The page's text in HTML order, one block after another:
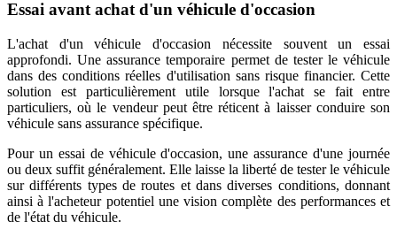
Essai avant achat d'un véhicule d'occasion
L'achat d'un véhicule d'occasion nécessite souvent un essai
approfondi. Une assurance temporaire permet de tester le véhicule
dans des conditions réelles d'utilisation sans risque financier. Cette
solution est particulièrement utile lorsque l'achat se fait entre
particuliers, où le vendeur peut être réticent à laisser conduire son
véhicule sans assurance spécifique.
Pour un essai de véhicule d'occasion, une assurance d'une journée
ou deux suffit généralement. Elle laisse la liberté de tester le véhicule
sur différents types de routes et dans diverses conditions, donnant
ainsi à l'acheteur potentiel une vision complète des performances et
de l'état du véhicule.